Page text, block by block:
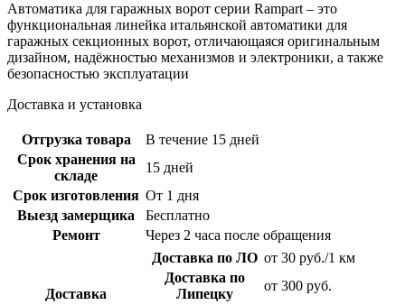
Автоматика для гаражных ворот серии Rampart – это
функциональная линейка итальянской автоматики для
гаражных секционных ворот, отличающаяся оригинальным
дизайном, надёжностью механизмов и электроники, а также
безопасностью эксплуатации
Доставка и установка
Отгрузка товара
В течение 15 дней
Срок хранения на
складе
15 дней
Срок изготовления От 1 дня
Выезд замерщика
Бесплатно
Ремонт
Через 2 часа после обращения
Доставка
Доставка по ЛО от 30 руб./1 км
Доставка по
Липецку
от 300 руб.